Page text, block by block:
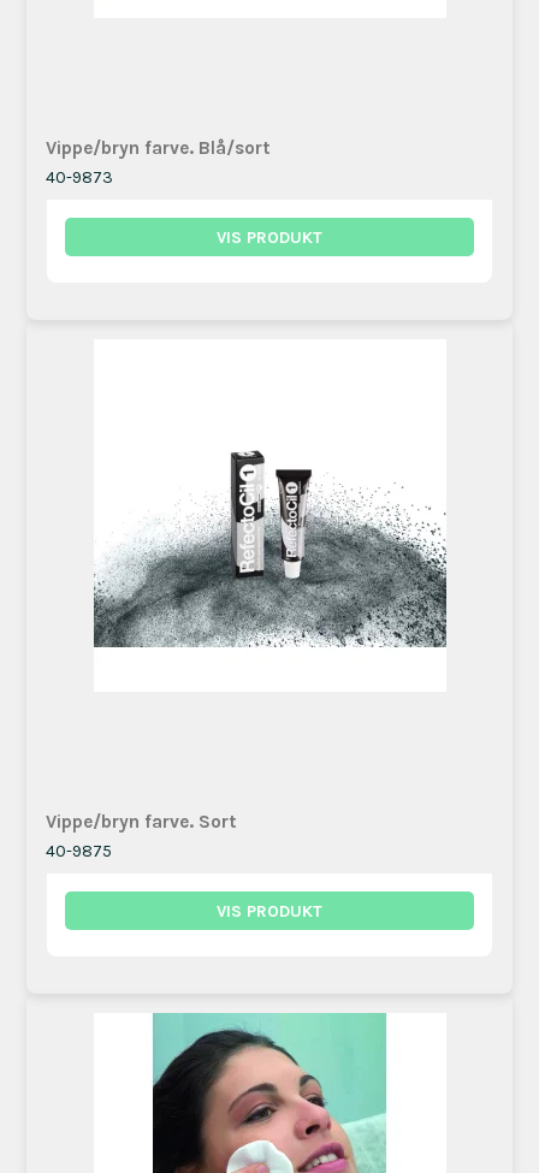
Vippe/bryn farve. Blå/sort
40-9873
VIS PRODUKT
Vippe/bryn farve. Sort
40-9875
VIS PRODUKT